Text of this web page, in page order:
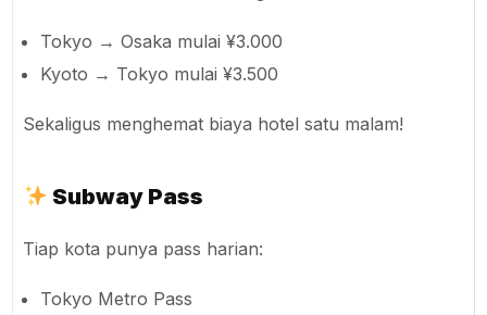
Tokyo → Osaka mulai ¥3.000
Kyoto → Tokyo mulai ¥3.500
Sekaligus menghemat biaya hotel satu malam!
Subway Pass
Tiap kota punya pass harian:
Tokyo Metro Pass